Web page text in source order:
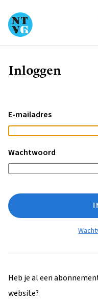
Kruimelpad
Inloggen
E-mailadres
Wachtwoord
Heb je al een
website?